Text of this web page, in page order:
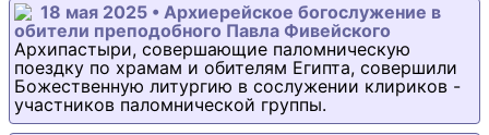
18 мая 2025 • Архиерейское богослужение в
обители преподобного Павла Фивейского
Архипастыри, совершающие паломническую
поездку по храмам и обителям Египта, совершили
Божественную литургию в сослужении клириков -
участников паломнической группы.